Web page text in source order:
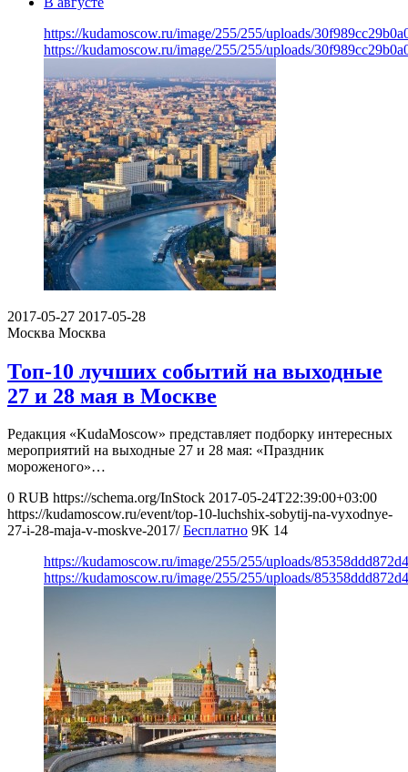
https://kudamoscow.ru/image/255/255/uploads/
https://kudamoscow.ru/image/255/255/uploads/
2017-05-27 2017-05-28
Москва Москва
Топ-10 лучших событий на выходные
27 и 28 мая в Москве
Редакция «KudaMoscow» представляет подборку интересных
мероприятий на выходные 27 и 28 мая: «Праздник
мороженого»…
0 RUB https://schema.org/InStock 2017-05-24T22:39:00+03:00
https://kudamoscow.ru/event/top-10-luchshix-sobytij-na-vyxodnye-
27-i-28-maja-v-moskve-2017/ Бесплатно 9K 14
https://kudamoscow.ru/image/255/255/uploads/
https://kudamoscow.ru/image/255/255/uploads/